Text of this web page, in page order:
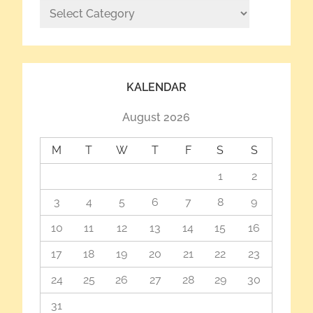
Kategorije
KALENDAR
August 2026
M T W T F S
S
1
2
3
4 5 6 7 8
9
10
11 12 13 14 15
16
17
18 19 20 21 22
23
24
25 26 27 28 29
30
31